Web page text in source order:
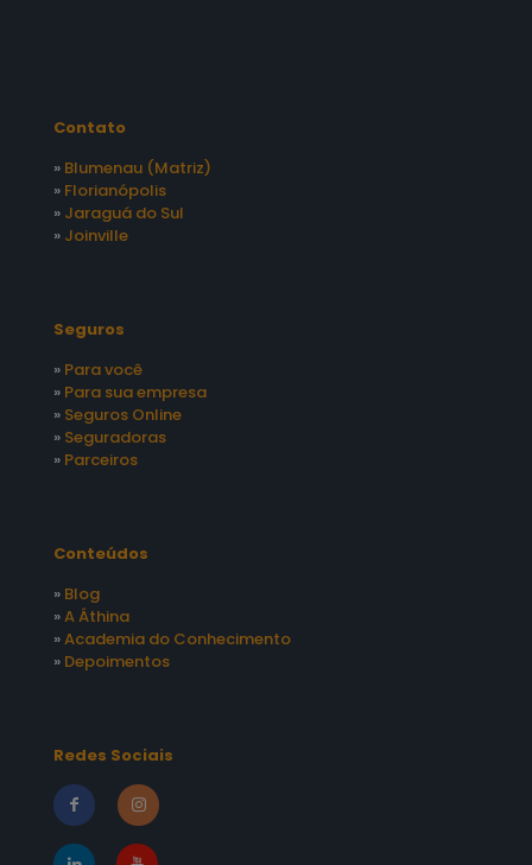
Contato
» Blumenau (Matriz)
» Florianópolis
» Jaraguá do Sul
» Joinville
Seguros
» Para você
» Para sua empresa
» Seguros Online
» Seguradoras
» Parceiros
Conteúdos
» Blog
»A Áthina
»Academia do Conhecimento
» Depoimentos
Redes Sociais